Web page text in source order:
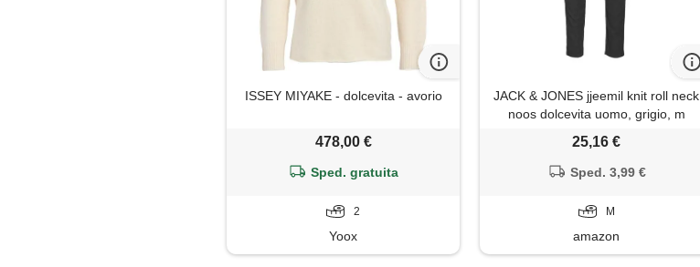
ISSEY MIYAKE - dolcevita - avorio
478,00 €
Sped. gratuita
2
Yoox
JACK & JONES jjeemil knit roll neck
noos dolcevita uomo, grigio, m
25,16 €
Sped. 3,99 €
M
amazon